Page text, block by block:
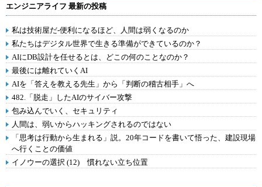
エンジニアライフ 最新の投稿
私は技術屋だ-便利になるほど、人間は弱くなるのか
私たちはデジタル世界で生きる準備ができているのか？
AIにDB設計を任せるとは、どこの何のことなのか？
最後には離れていくAI
AIを「答えを教える先生」から「判断の稽古相手」へ
482.「脱走」したAIのサイバー攻撃
包み込んでいく、セキュリティ
人間は、弱いからハッキングされるのではない
「思考は行動から生まれる」説。20年コードを書いて悟った、建設現場
へ行くことの価値
イノウーの選択 (12) 慣れない立ち位置